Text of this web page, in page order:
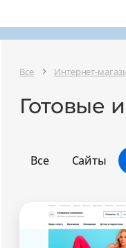
Все Интернет-
Готовые
Все Сайты